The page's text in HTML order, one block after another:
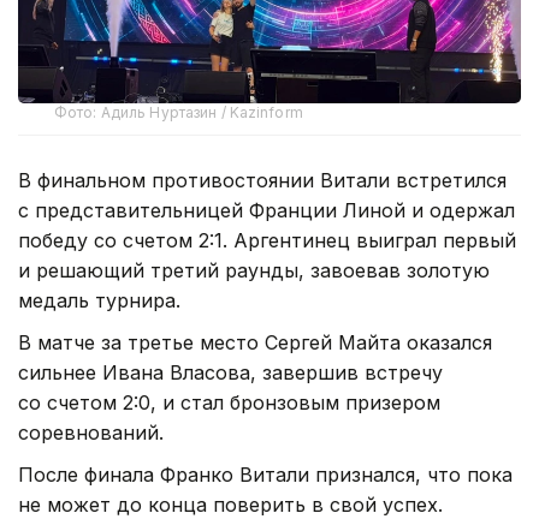
Фото: Адиль Нуртазин / Kazinform
В финальном противостоянии Витали встретился
с представительницей Франции Линой и одержал
победу со счетом 2:1. Аргентинец выиграл первый
и решающий третий раунды, завоевав золотую
медаль турнира.
В матче за третье место Сергей Майта оказался
сильнее Ивана Власова, завершив встречу
со счетом 2:0, и стал бронзовым призером
соревнований.
После финала Франко Витали признался, что пока
не может до конца поверить в свой успех.